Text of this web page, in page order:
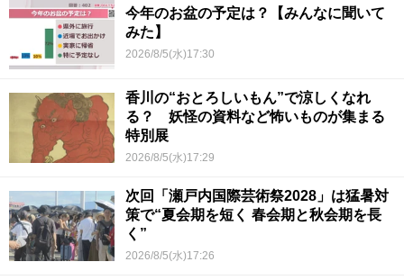
今年のお盆の予定は？【みんなに聞いて
みた】
2026/8/5(水)17:30
香川の“おとろしいもん”で涼しくなれ
る？ 妖怪の資料など怖いものが集まる
特別展
2026/8/5(水)17:29
次回「瀬戸内国際芸術祭2028」は猛暑対
策で“夏会期を短く 春会期と秋会期を長
く”
2026/8/5(水)17:26